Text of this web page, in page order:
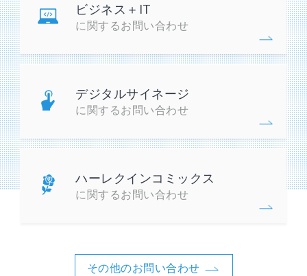
ビジネス＋IT
に関するお問い合わせ
デジタルサイネージ
に関するお問い合わせ
ハーレクインコミックス
に関するお問い合わせ
その他のお問い合わせ